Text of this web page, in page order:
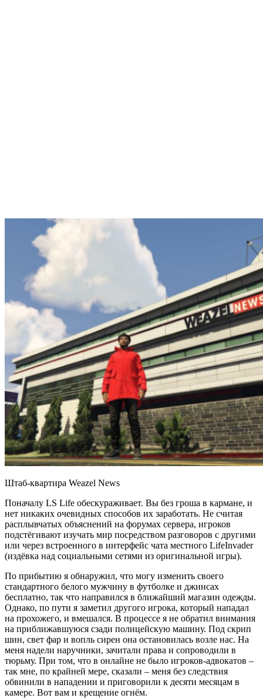
Штаб-квартира Weazel News
Поначалу LS Life обескураживает. Вы без гроша в кармане, и
нет никаких очевидных способов их заработать. Не считая
расплывчатых объяснений на форумах сервера, игроков
подстёгивают изучать мир посредством разговоров с другими
или через встроенного в интерфейс чата местного LifeInvader
(издёвка над социальными сетями из оригинальной игры).
По прибытию я обнаружил, что могу изменить своего
стандартного белого мужчину в футболке и джинсах
бесплатно, так что направился в ближайший магазин одежды.
Однако, по пути я заметил другого игрока, который нападал
на прохожего, и вмешался. В процессе я не обратил внимания
на приближавшуюся сзади полицейскую машину. Под скрип
шин, свет фар и вопль сирен она остановилась возле нас. На
меня надели наручники, зачитали права и сопроводили в
тюрьму. При том, что в онлайне не было игроков-адвокатов –
так мне, по крайней мере, сказали – меня без следствия
обвинили в нападении и приговорили к десяти месяцам в
камере. Вот вам и крещение огнём.